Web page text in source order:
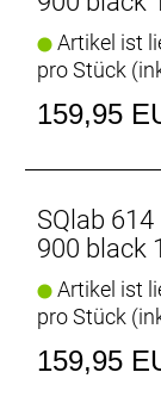
Artikel ist
pro Stück
159,95
SQlab
900 black
Artikel ist
pro Stück
159,95